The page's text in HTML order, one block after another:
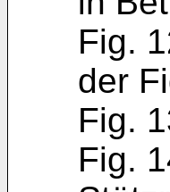
Fig.
der
Fig.
Fig.